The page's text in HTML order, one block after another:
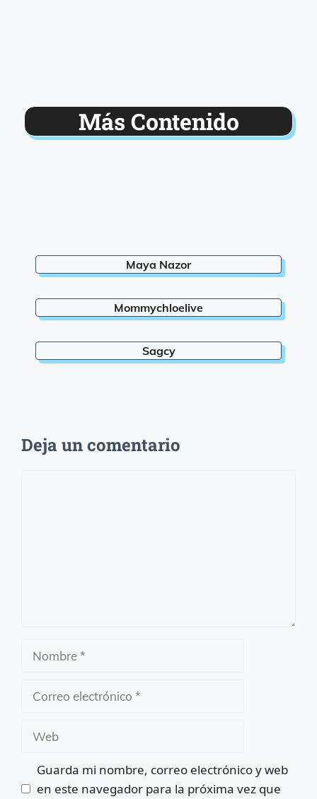
Más Contenido
Maya Nazor
Mommychloelive
Sagcy
Deja un comentario
Nombre
Correo
Web
Guarda mi nombre, correo electrónico y web
en este navegador para la próxima vez que